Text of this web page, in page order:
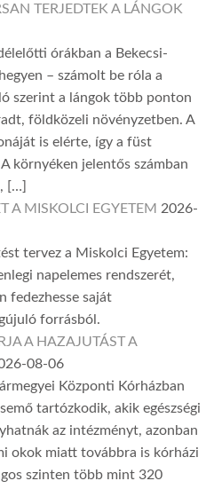
TERJEDTEK A LÁNGOK
órákban a Bekecsi-
– számolt be róla a
szerint a lángok több ponton
földközeli növényzetben. A
is elérte, így a füst
környéken jelentős számban
[…]
A MISKOLCI EGYETEM 2026-
tervez a Miskolci Egyetem:
napelemes rendszerét,
fedezhesse saját
forrásból.
A HAZAJUTÁST A
08-06
Központi Kórházban
tartózkodik, akik egészségi
az intézményt, azonban
okok miatt továbbra is kórházi
szinten több mint 320